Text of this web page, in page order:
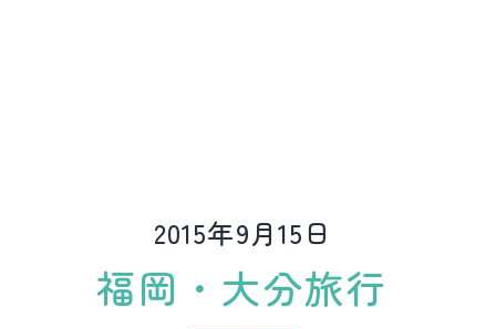
2015年9月15日
福岡・大分旅行